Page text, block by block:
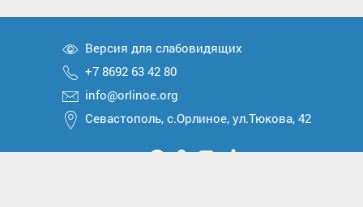
Версия для слабовидящих
+7 8692 63 42 80
info@orlinoe.org
Севастополь, с.Орлиное, ул.Тюкова, 42
МыМыМыМыМы